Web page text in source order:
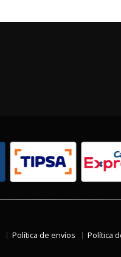
Política de envíos Política